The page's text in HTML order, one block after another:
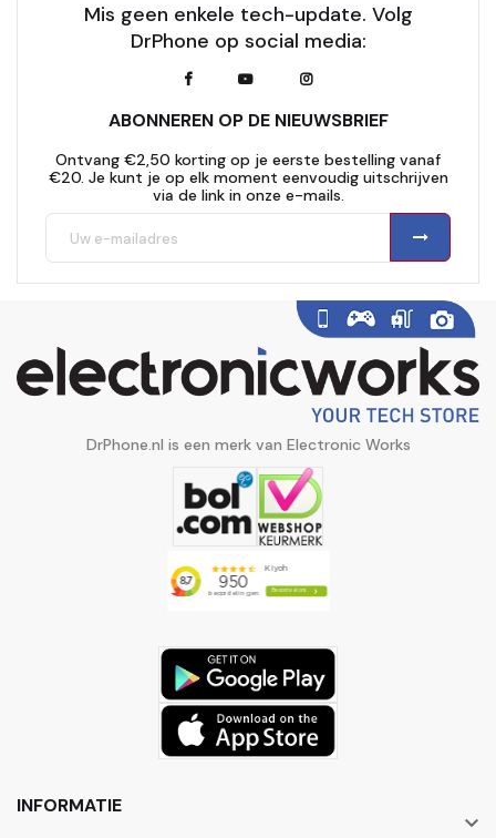
Mis geen enkele tech-update. Volg
DrPhone op social media:
ABONNEREN OP DE NIEUWSBRIEF
Ontvang €2,50 korting op je eerste bestelling vanaf
€20. Je kunt je op elk moment eenvoudig uitschrijven
via de link in onze e-mails.
DrPhone.nl is een merk van Electronic Works
INFORMATIE
